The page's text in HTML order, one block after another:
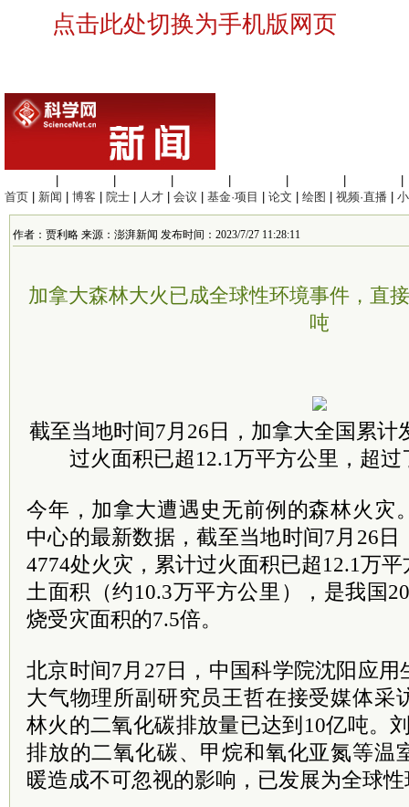
点击此处切换为手机版网页
首页
新闻 博客 院士 人才 会议 基金·项目 论文 绘图 视频·直播
作者：贾利略 来源：澎湃新闻 发布时间：2023/7/27 11:28:11
加拿大森林大火已成全球性环境事件，直
吨
截至当地时间7月26日，加拿大全国累计
过火面积已超12.1万平方公里，超
今年，加拿大遭遇史无前例的森林火灾
中心的最新数据，截至当地时间7月26
4774处火灾，累计过火面积已超12.1万
土面积（约10.3万平方公里），是我国
烧受灾面积的7.5倍。
北京时间7月27日，中国科学院沈阳应
大气物理所副研究员王哲在接受媒体采
林火的二氧化碳排放量已达到10亿吨。
排放的二氧化碳、甲烷和氧化亚氮等温
暖造成不可忽视的影响，已发展为全球